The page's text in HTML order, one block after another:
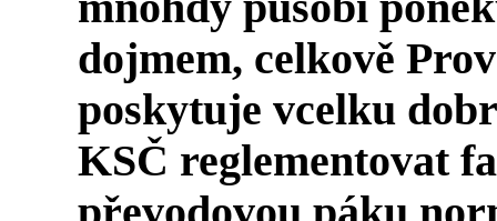
dojmem, celkově
poskytuje vcelku
KSČ reglementovat